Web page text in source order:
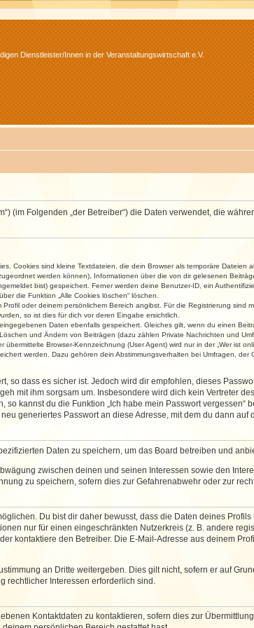
Dienstleister/Innen in der Veranstaltungswirtschaft e.V.
(im Folgenden „der Betreiber“) die Daten verwendet, die
Cookies sind kleine Textdateien, die dein Browser als temporäre
werden können), Informationen über die von dir gelesenen
bist) gespeichert. Ferner werden deine Benutzer-ID, ein
die Funktion „Alle Cookies löschen“ löschen.
oder deinem persönlichem Bereich angibst. Für die Registrierung
so ist dies für dich vor deren Eingabe ersichtlich.
Daten ebenfalls gespeichert. Gleiches gilt, wenn du einen
und Ändern von Beiträgen (dazu zählen Private Nachrichten und
Browser-Kennzeichnung (User Agent) wird nur in der „Wer ist
werden. Dazu gehören dein Abstimmungsverhalten bei Umfragen,
so dass es sicher ist. Jedoch wird dir empfohlen, dieses
mit ihm sorgsam um. Insbesondere wird dich kein Vertreter
kannst du die Funktion „Ich habe mein Passwort
generiertes Passwort an diese Adresse, mit dem du dann auf
Daten zu speichern, um das Board betreiben und
zwischen deinen und seinen Interessen sowie den
zu speichern, sofern dies zur Gefahrenabwehr oder zur
Du bist dir daher bewusst, dass die Daten deines
nur für einen eingeschränkten Nutzerkreis (z. B. andere
kontaktiere den Betreiber. Die E-Mail-Adresse aus deinem
an Dritte weitergeben. Dies gilt nicht, sofern er auf
rechtlicher Interessen erforderlich sind.
Kontaktdaten zu kontaktieren, sofern dies zur